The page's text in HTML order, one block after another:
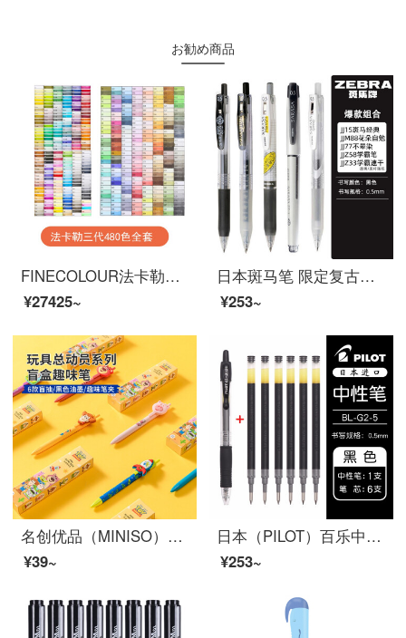
お勧め商品
FINECOLOUR法卡勒服装设计绘画套装32/48/60/72色1代2代3代软头设计专业绘画笔 三代全套480色
¥27425~
日本斑马笔 限定复古色笔ins高颜值学生中性笔 0.5限定网红按动黑水笔芯考试刷题专用套装文具用品 精选推荐*5支装
¥253~
名创优品（MINISO）玩具总动员系列盲盒趣味笔0.5mm（黑色）（混） 盲盒混发
¥39~
日本（PILOT）百乐中性笔G2啫喱笔按动0.5mm学生考试专用按压式水笔黑笔软胶笔握书写不易疲劳 1支黑笔+6支黑笔芯
¥253~